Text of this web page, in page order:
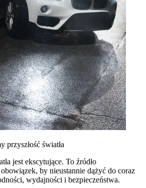
przyszłość światła
jest ekscytujące. To źródło
by nieustannie dążyć do coraz
wydajności i bezpieczeństwa.